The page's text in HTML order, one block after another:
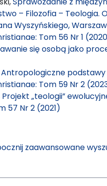
– Filozofia –
Wyszyńskiego,
Tom 56 Nr 1
się osobą jako
Antropologiczne
Tom 59 Nr 2
Projekt „teologii”
57 Nr 2 (2021)
zaawansowane